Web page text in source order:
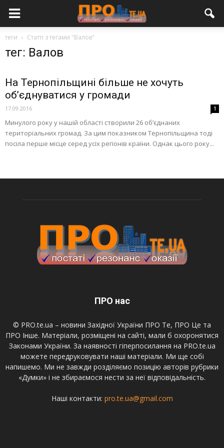
теги Статті з тегами "Валов"
тег: Валов
На Тернопільщині більше не хочуть
об’єднуватися у громади
17.09.2016 1
Минулого року у нашій області створили 26 об’єднаних
територіальних громад. За цим показником Тернопільщина тоді
посіла перше місце серед усіх регіонів країни. Однак цього року...
ПРО нас
© PRO.te.ua – новини Західної України ПРО Те, ПРО Це та
ПРО Інше. Матеріали, розміщені на сайті, мали б охоронятися
Законами України. За наявності гіперпосилання на PRO.te.ua
можете передруковувати наші матеріали. Ми ще собі
напишемо. Ми не завжди розділяємо позицію авторів рубрики
«Думки» і не збираємося нести за неї відповідальність.
Наші контакти: pro.te.ua@gmail.com